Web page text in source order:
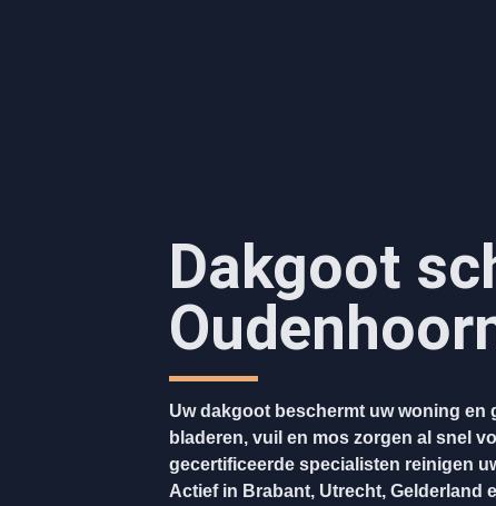
Dakgoot
Uw dakgoot beschermt uw woning en
bladeren, vuil en mos zorgen al snel
gecertificeerde specialisten reinigen
Actief in Brabant, Utrecht, Gelderland